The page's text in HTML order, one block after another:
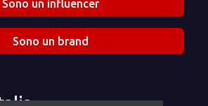
Sono un influencer
Sono un brand